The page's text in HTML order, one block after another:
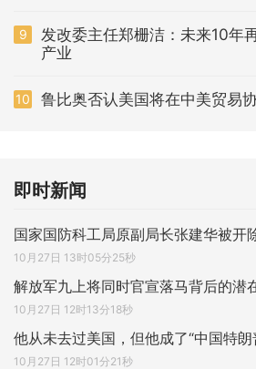
9
发改委主任郑栅洁：未来10年
产业
10 鲁比奥否认美国将在中美贸易
即时新闻
国家国防科工局原副局长张建华被开
10月27日 13时05分25秒
解放军九上将同时官宣落马背后的潜
10月27日 12时13分18秒
他从未去过美国，但他成了“中国特朗
10月27日 12时01分21秒